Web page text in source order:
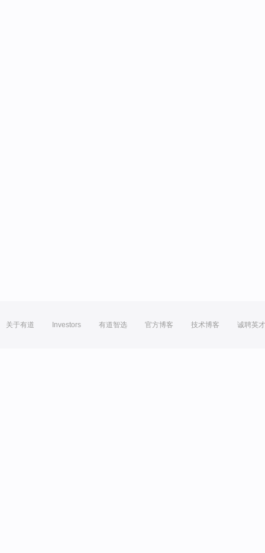
关于有道 Investors 有道智选 官方博客 技术博客 诚聘英才